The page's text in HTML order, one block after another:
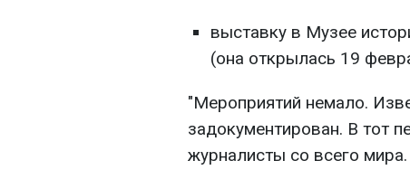
выставку в Музее
(она открылась 19
"Мероприятий немало.
задокументирован. В тот
журналисты со всего